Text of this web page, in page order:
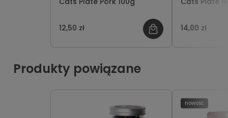
12,50 zł 14,00 zł
Produkty powiązane
nowość